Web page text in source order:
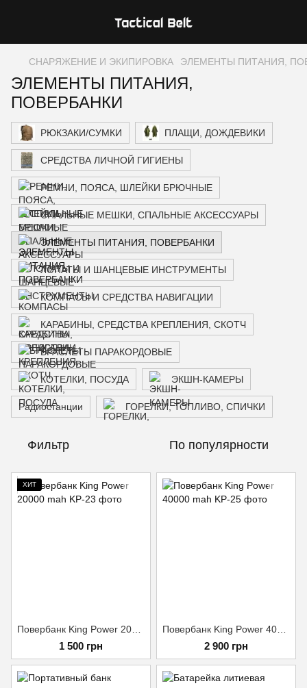
СНАРЯЖЕНИЕ И ЭКИПИРОВКА ЭЛЕМЕНТЫ ПИТАНИЯ,
ЭЛЕМЕНТЫ ПИТАНИЯ,
ПОВЕРБАНКИ
РЮКЗАКИ/СУМКИ ПЛАЩИ, ДОЖДЕВИКИ
СРЕДСТВА ЛИЧНОЙ ГИГИЕНЫ
РЕМНИ, ПОЯСА, ШЛЕЙКИ БРЮЧНЫЕ
СПАЛЬНЫЕ МЕШКИ, СПАЛЬНЫЕ АКСЕССУАРЫ
ЭЛЕМЕНТЫ ПИТАНИЯ, ПОВЕРБАНКИ
ЛОПАТЫ И ШАНЦЕВЫЕ ИНСТРУМЕНТЫ
КОМПАСЫ И СРЕДСТВА НАВИГАЦИИ
КАРАБИНЫ, СРЕДСТВА КРЕПЛЕНИЯ, СКОТЧ
БРАСЛЕТЫ ПАРАКОРДОВЫЕ
КОТЕЛКИ, ПОСУДА ЭКШН-КАМЕРЫ
Радиостанции ГОРЕЛКИ, ТОПЛИВО, СПИЧКИ
Фильтр По популярности
ХИТ
1 500 грн 2 900 грн